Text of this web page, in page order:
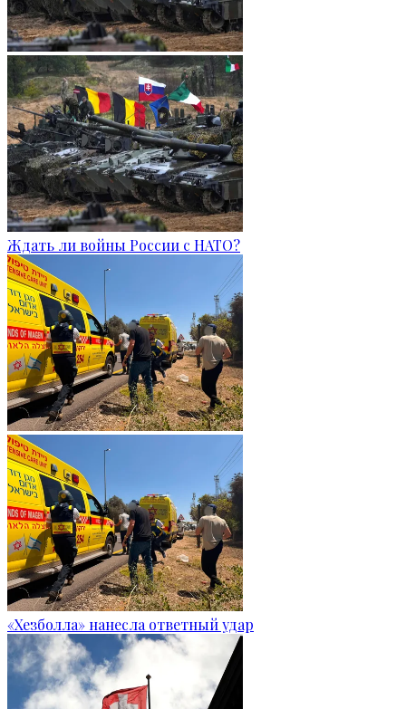
Ждать ли войны России с НАТО?
«Хезболла» нанесла ответный удар